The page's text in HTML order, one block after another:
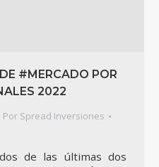
#MERCADO POR
2022
Por Spread Inversiones
de las últimas dos